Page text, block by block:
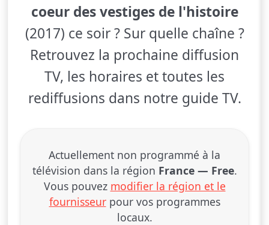
coeur des vestiges de l'histoire
(2017) ce soir ? Sur quelle chaîne ?
Retrouvez la prochaine diffusion
TV, les horaires et toutes les
rediffusions dans notre guide TV.
Actuellement non programmé à la
télévision dans la région France — Free.
Vous pouvez modifier la région et le
fournisseurpour vos programmes
locaux.